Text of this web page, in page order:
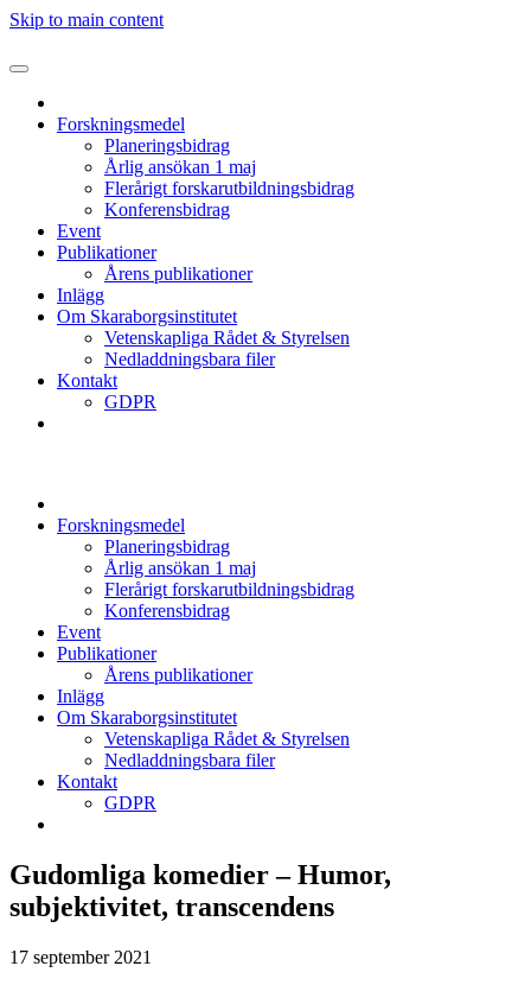
Skip to main content
Forskningsmedel
Planeringsbidrag
Årlig ansökan 1 maj
Flerårigt forskarutbildningsbidrag
Konferensbidrag
Event
Publikationer
Årens publikationer
Inlägg
Om Skaraborgsinstitutet
Vetenskapliga Rådet & Styrelsen
Nedladdningsbara filer
Kontakt
GDPR
Forskningsmedel
Planeringsbidrag
Årlig ansökan 1 maj
Flerårigt forskarutbildningsbidrag
Konferensbidrag
Event
Publikationer
Årens publikationer
Inlägg
Om Skaraborgsinstitutet
Vetenskapliga Rådet & Styrelsen
Nedladdningsbara filer
Kontakt
GDPR
Gudomliga komedier – Humor,
subjektivitet, transcendens
17 september 2021